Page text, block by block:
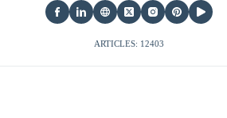
ARTICLES: 12403